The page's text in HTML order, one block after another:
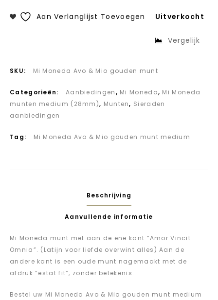
Uitverkocht
Aan Verlanglijst Toevoegen
Vergelijk
SKU: Mi Moneda Avo & Mio gouden munt
Categorieën: Aanbiedingen, Mi Moneda, Mi Moneda
munten medium (28mm), Munten, Sieraden
aanbiedingen
Tag: Mi Moneda Avo & Mio gouden munt medium
Beschrijving
Aanvullende informatie
Mi Moneda munt met aan de ene kant “Amor Vincit
Omnia”. (Latijn voor liefde overwint alles) Aan de
andere kant is een oude munt nagemaakt met de
afdruk “estat fit”, zonder betekenis.
Bestel uw Mi Moneda Avo & Mio gouden munt medium